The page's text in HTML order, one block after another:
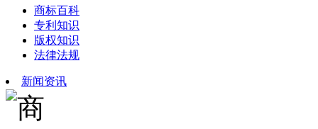
商标百科
专利知识
版权知识
法律法规
新闻资讯